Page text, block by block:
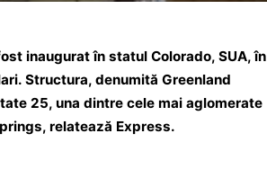
inaugurat în statul Colorado, SUA, în
Structura, denumită Greenland
25, una dintre cele mai aglomerate
relatează Express.